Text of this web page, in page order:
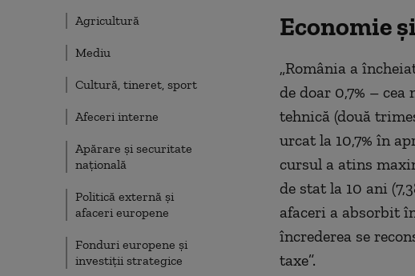
Agricultură
Mediu
Cultură, tineret, sport
Afeceri interne
Apărare și securitate
națională
Politică externă și
afaceri europene
Fonduri europene și
investiții strategice
Economie
„România a
de doar 0,7% –
tehnică (două
urcat la 10,7% în
cursul a atins
de stat la 10 ani
afaceri a absorbit
încrederea se
taxe”.